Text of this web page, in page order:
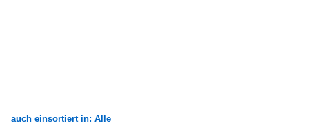
auch einsortiert in: Alle